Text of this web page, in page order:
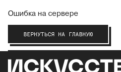
Ошибка на сервере
ВЕРНУТЬСЯ НА ГЛАВНУЮ